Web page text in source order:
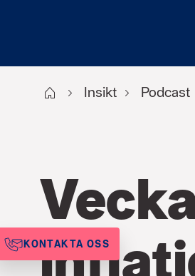
KONTAKTA OSS
Start Insikt Podcast